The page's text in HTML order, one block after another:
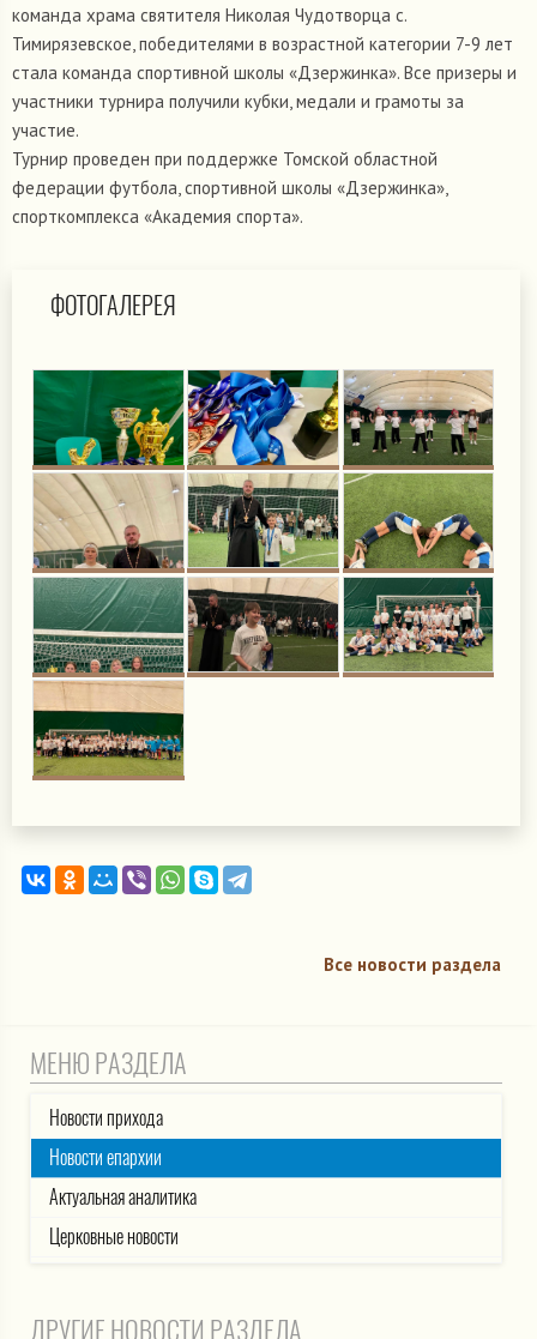
команда храма святителя Николая Чудотворца с.
Тимирязевское, победителями в возрастной категории 7-9 лет
стала команда спортивной школы «Дзержинка». Все призеры и
участники турнира получили кубки, медали и грамоты за
участие.
Турнир проведен при поддержке Томской областной
федерации футбола, спортивной школы «Дзержинка»,
спорткомплекса «Академия спорта».
ФОТОГАЛЕРЕЯ
Все новости раздела
МЕНЮ РАЗДЕЛА
Новости прихода
Новости епархии
Актуальная аналитика
Церковные новости
ДРУГИЕ НОВОСТИ РАЗДЕЛА